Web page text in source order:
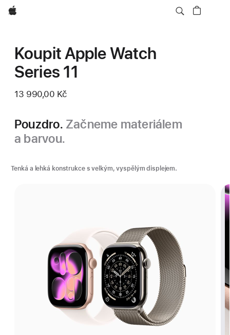
Apple
Koupit Apple Watch
Series 11
13 990,00 Kč
Pouzdro. Začneme materiálem
a barvou.
Tenká a lehká konstrukce s velkým, vyspělým displejem.